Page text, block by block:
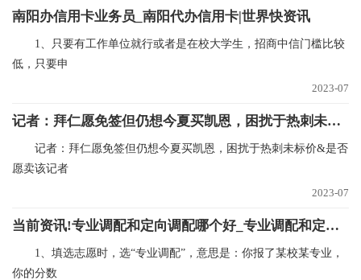
南阳办信用卡业务员_南阳代办信用卡|世界快资讯
1、只要有工作单位就行或者是在校大学生，招商中信门槛比较
低，只要申
2023-07
记者：拜仁愿免签但仍想今夏买凯恩，困扰于热刺未标价&是否愿卖_今日热搜
记者：拜仁愿免签但仍想今夏买凯恩，困扰于热刺未标价&是否
愿卖该记者
2023-07
当前资讯!专业调配和定向调配哪个好_专业调配和定向调配
1、填选志愿时，选“专业调配”，意思是：你报了某校某专业，
你的分数